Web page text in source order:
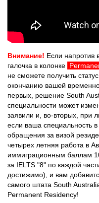
Внимание! Если напротив
галочка в колонке
не сможете получить
окончанию вашей
первых, решение South
специальности может
заявили и, во-вторых, при
если ваша специальность
обращения за визой
четырех летняя работа в
иммиграционным баллам
за IELTS "8" по каждой
достижимо), и вам
самого штата South
Permanent Residency!